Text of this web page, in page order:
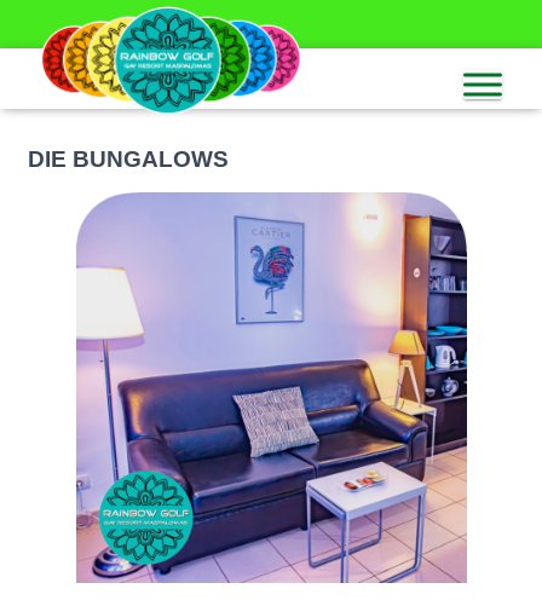
DIE BUNGALOWS